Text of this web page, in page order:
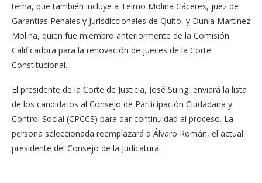
terna, que también incluye a Telmo Molina Cáceres, juez de
Garantías Penales y Jurisdiccionales de Quito, y Dunia Martínez
Molina, quien fue miembro anteriormente de la Comisión
Calificadora para la renovación de jueces de la Corte
Constitucional.
El presidente de la Corte de Justicia, José Suing, enviará la lista
de los candidatos al Consejo de Participación Ciudadana y
Control Social (CPCCS) para dar continuidad al proceso. La
persona seleccionada reemplazará a Álvaro Román, el actual
presidente del Consejo de la Judicatura.